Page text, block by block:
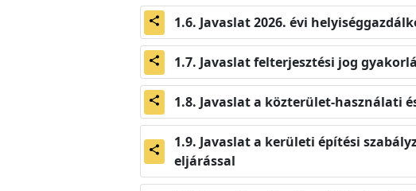
share Javaslat 2026. évi
share Javaslat felterjesztési jog
share Javaslat a közterület-használati
share
Javaslat a kerületi építési
eljárással